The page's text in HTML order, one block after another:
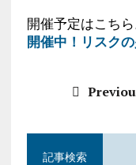
開催予定はこちら
開催中！リスク
記事検索